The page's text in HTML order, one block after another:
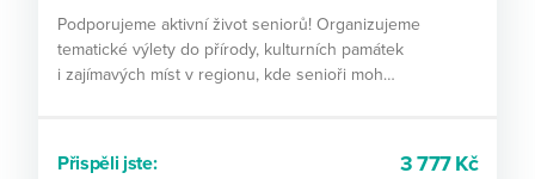
Podporujeme aktivní život seniorů! Organizujeme
tematické výlety do přírody, kulturních památek
i zajímavých míst v regionu, kde senioři moh…
Přispěli jste: 3 777 Kč